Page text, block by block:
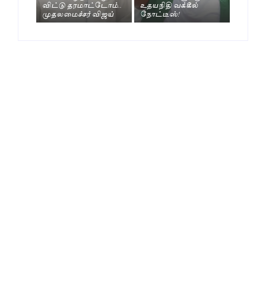
விட்டு தரமாட்டோம்..
முதலமைச்சர் விஜய்
உதயநிதி வக்கீல்
நோட்டீஸ்!